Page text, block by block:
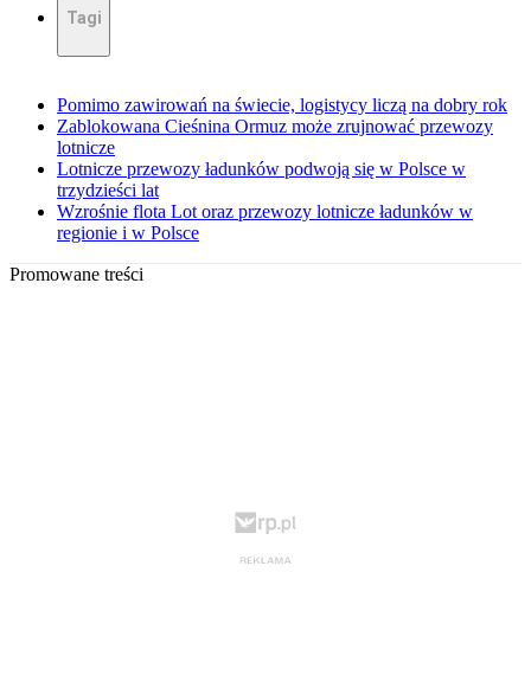
Tagi
Pomimo zawirowań na świecie, logistycy liczą na dobry rok
Zablokowana Cieśnina Ormuz może zrujnować przewozy
lotnicze
Lotnicze przewozy ładunków podwoją się w Polsce w
trzydzieści lat
Wzrośnie flota Lot oraz przewozy lotnicze ładunków w
regionie i w Polsce
Promowane treści